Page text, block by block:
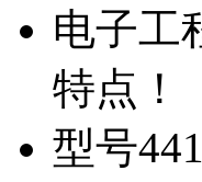
电子工
特点！
型号